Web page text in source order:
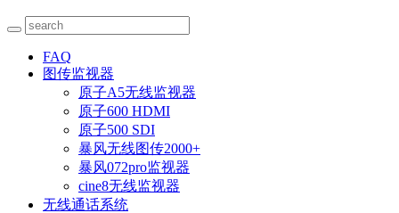
FAQ
图传监视器
原子A5无线监视器
原子600 HDMI
原子500 SDI
暴风无线图传2000+
暴风072pro监视器
cine8无线监视器
无线通话系统